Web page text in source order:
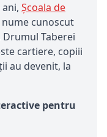
Școala de
cunoscut
Taberei
cartiere, copiii
au devenit, la
pentru